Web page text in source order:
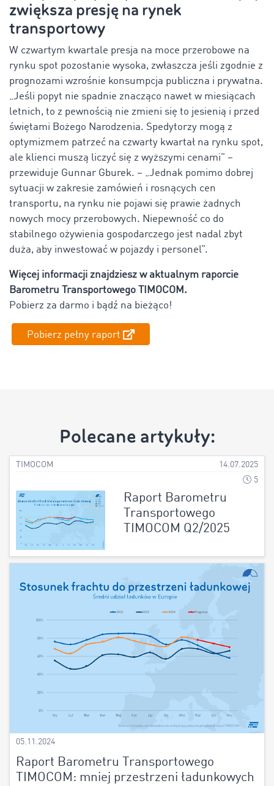
zwiększa presję na rynek
transportowy
W czwartym kwartale presja na moce przerobowe na
rynku spot pozostanie wysoka, zwłaszcza jeśli zgodnie z
prognozami wzrośnie konsumpcja publiczna i prywatna.
„Jeśli popyt nie spadnie znacząco nawet w miesiącach
letnich, to z pewnością nie zmieni się to jesienią i przed
świętami Bożego Narodzenia. Spedytorzy mogą z
optymizmem patrzeć na czwarty kwartał na rynku spot,
ale klienci muszą liczyć się z wyższymi cenami” –
przewiduje Gunnar Gburek. – „Jednak pomimo dobrej
sytuacji w zakresie zamówień i rosnących cen
transportu, na rynku nie pojawi się prawie żadnych
nowych mocy przerobowych. Niepewność co do
stabilnego ożywienia gospodarczego jest nadal zbyt
duża, aby inwestować w pojazdy i personel”.
Więcej informacji znajdziesz w aktualnym raporcie
Barometru Transportowego TIMOCOM.
Pobierz za darmo i bądź na bieżąco!
Pobierz pełny raport
Polecane artykuły:
TIMOCOM
14.07.2025
5
Raport Barometru
Transportowego
TIMOCOM Q2/2025
05.11.2024
Raport Barometru Transportowego
TIMOCOM: mniej przestrzeni ładunkowych